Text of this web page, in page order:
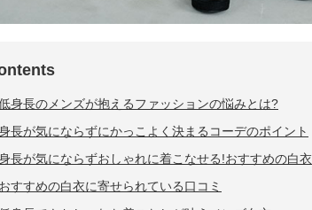
身長のメンズが抱えるファッションの悩みとは?
長が気にならずにかっこよく決まるコーデのポイント
長が気にならずおしゃれに着こなせる!おすすめの白衣
おすすめの白衣に寄せられている口コミ